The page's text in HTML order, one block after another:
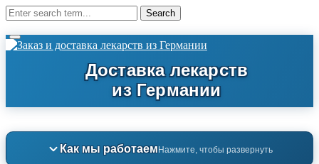
Как мы работаемНажмите, чтобы развернуть